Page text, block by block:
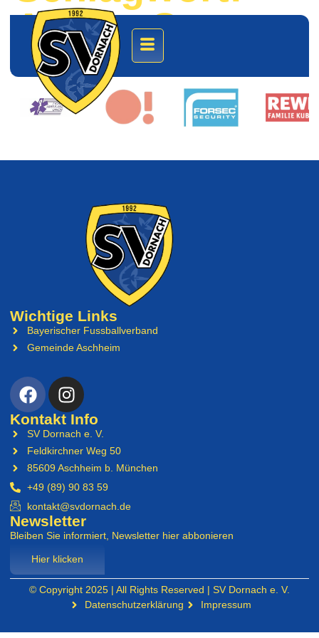
Aicher Cup
Wichtige Links
Bayerischer Fussballverband
Gemeinde Aschheim
Kontakt Info
SV Dornach e. V.
Feldkirchner Weg 50
85609 Aschheim b. München
+49 (89) 90 83 59
kontakt@svdornach.de
Newsletter
Bleiben Sie informiert, Newsletter hier abbonieren
Hier klicken
© Copyright 2025 | All Rights Reserved | SV Dornach e. V.
Datenschutzerklärung
Impressum